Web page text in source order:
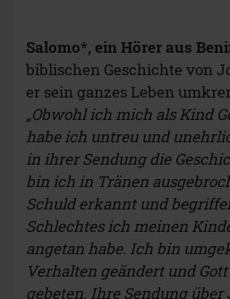
Salomo*, ein Hörer aus
biblischen Geschichte von
er sein ganzes Leben
„Obwohl ich mich als Kind
habe ich untreu und
in ihrer Sendung die
bin ich in Tränen
Schuld erkannt und
Schlechtes ich meinen
angetan habe. Ich bin
Verhalten geändert und
gebeten. Ihre Sendung